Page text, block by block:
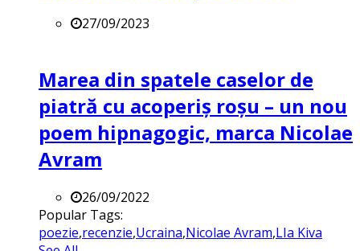
27/09/2023
Marea din spatele caselor de
piatră cu acoperiș roșu – un nou
poem hipnagogic, marca Nicolae
Avram
26/09/2022
Popular Tags:
poezie,recenzie,Ucraina,Nicolae Avram,LIa Kiva